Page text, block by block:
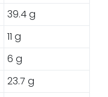
39.4 g
11 g
6 g
23.7 g